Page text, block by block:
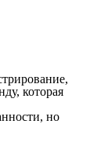
которая
но